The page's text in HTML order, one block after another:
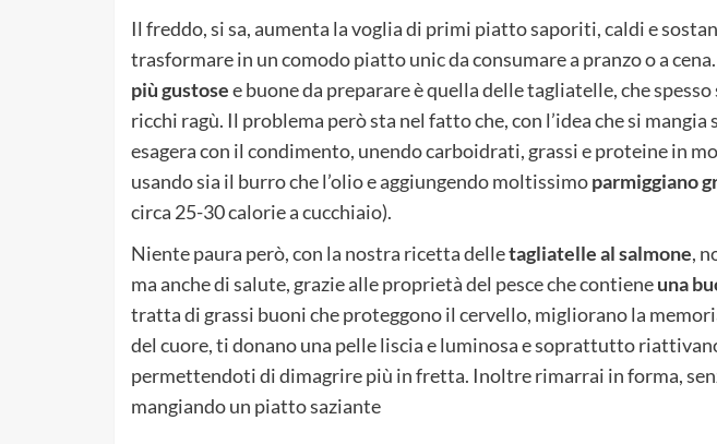
Il freddo, si sa, aumenta la voglia di primi piatto saporiti, caldi e
trasformare in un comodo piatto unic da consumare a pranzo o a
più gustosee buone da preparare è quella delle tagliatelle, che
ricchi ragù. Il problema però sta nel fatto che, con l’idea che si mangia
esagera con il condimento, unendo carboidrati, grassi e proteine in
usando sia il burro che l’olio e aggiungendo moltissimoparmiggiano
circa 25-30 calorie a cucchiaio).
Niente paura però, con la nostra ricetta delletagliatelle al salmone,
ma anche di salute, grazie alle proprietà del pesce che contieneuna
tratta di grassi buoni che proteggono il cervello, migliorano la
del cuore, ti donano una pelle liscia e luminosa e soprattutto
permettendoti di dimagrire più in fretta. Inoltre rimarrai in forma,
mangiando un piatto saziante